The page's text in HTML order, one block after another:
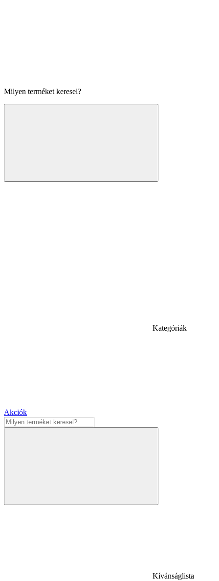
Milyen terméket keresel?
Kategóriák
Akciók
Kívánságlista